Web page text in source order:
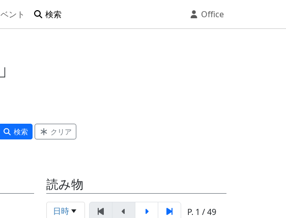
ント 検索 Office
検索 クリア
読み物
日時 P. 1 / 49